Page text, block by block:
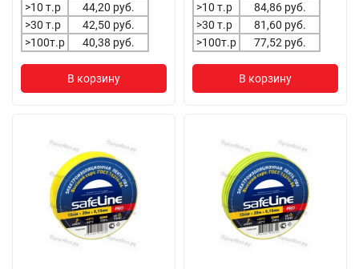
>10 т.р
44,20 руб.
>30 т.р
42,50 руб.
>100т.р
40,38 руб.
В корзину
>10 т.р
84,86 руб.
>30 т.р
81,60 руб.
>100т.р
77,52 руб.
В корзину